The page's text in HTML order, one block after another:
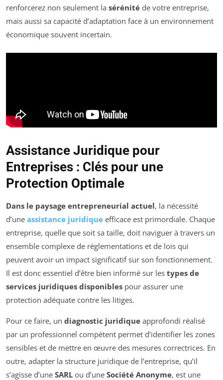
renforcerez non seulement la sérénité de votre entreprise,
mais aussi sa capacité d’adaptation face à un environnement
économique souvent incertain.
Assistance Juridique pour
Entreprises : Clés pour une
Protection Optimale
Dans le paysage entrepreneurial actuel, la nécessité
d’une assistance juridique efficace est primordiale. Chaque
entreprise, quelle que soit sa taille, doit naviguer à travers un
ensemble complexe de réglementations et de lois qui
peuvent avoir un impact significatif sur son fonctionnement.
Il est donc essentiel d’être bien informé sur les types de
services juridiques disponibles pour assurer une
protection adéquate contre les litiges.
Pour ce faire, un diagnostic juridique approfondi réalisé
par un professionnel compétent permet d’identifier les zones
sensibles et de mettre en œuvre des mesures correctrices. En
outre, adapter la structure juridique de l’entreprise, qu’il
s’agisse d’une SARL ou d’une Société Anonyme, est une